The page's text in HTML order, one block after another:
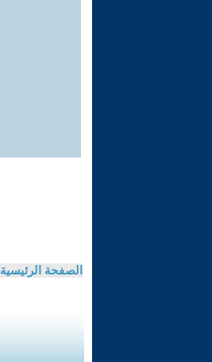
الصفحة الرئيسية